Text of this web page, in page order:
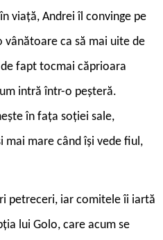
viață, Andrei îl convinge pe
vânătoare ca să mai uite de
fapt tocmai căprioara
intră într-o peșteră.
în fața soției sale,
mai mare când își vede fiul,
petreceri, iar comitele îi iartă
lui Golo, care acum se